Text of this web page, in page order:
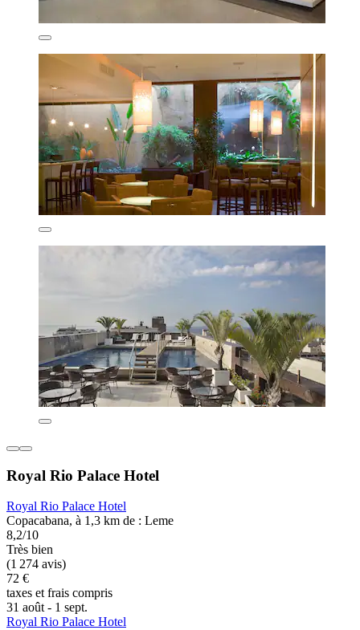
Royal Rio Palace Hotel
Royal Rio Palace Hotel
Copacabana, à 1,3 km de : Leme
8,2/10
Très bien
(1 274 avis)
72 €
taxes et frais compris
31 août - 1 sept.
Royal Rio Palace Hotel